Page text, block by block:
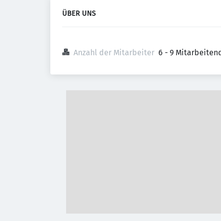
ÜBER UNS
Anzahl der Mitarbeiter 6 - 9